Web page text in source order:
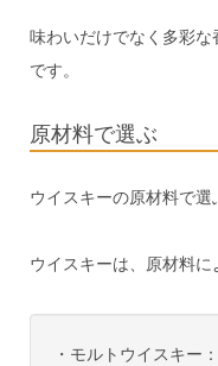
味わいだけでなく多彩
です。
原材料で選ぶ
ウイスキーの原材料で選
ウイスキーは、原材料に
・モルトウイスキー